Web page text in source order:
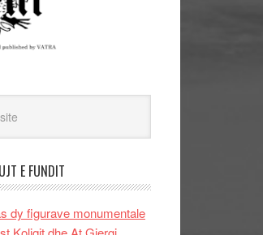
E FUNDIT
dy figurave monumentale